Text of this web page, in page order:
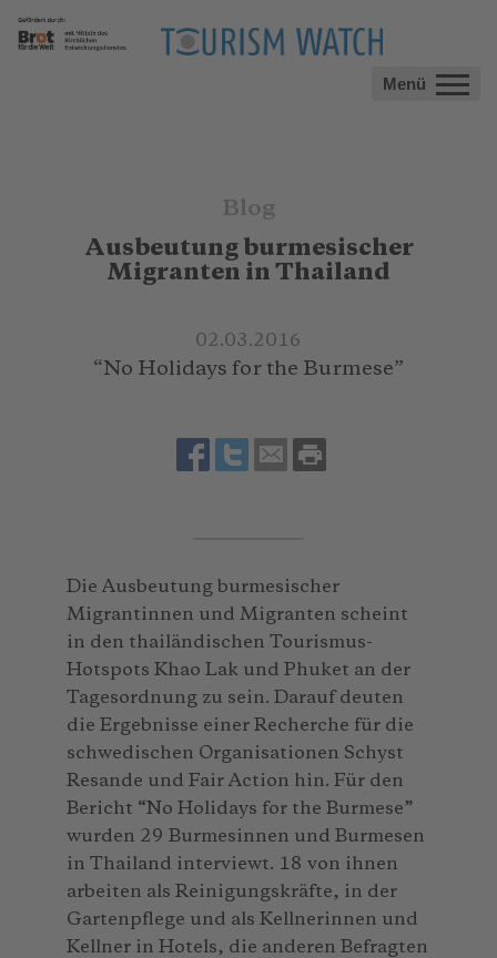
Menü
Blog
Ausbeutung burmesischer
Migranten in Thailand
02.03.2016
“No Holidays for the Burmese”
Die Ausbeutung burmesischer
Migrantinnen und Migranten scheint
in den thailändischen Tourismus-
Hotspots Khao Lak und Phuket an der
Tagesordnung zu sein. Darauf deuten
die Ergebnisse einer Recherche für die
schwedischen Organisationen Schyst
Resande und Fair Action hin. Für den
Bericht “No Holidays for the Burmese”
wurden 29 Burmesinnen und Burmesen
in Thailand interviewt. 18 von ihnen
arbeiten als Reinigungskräfte, in der
Gartenpflege und als Kellnerinnen und
Kellner in Hotels, die anderen Befragten